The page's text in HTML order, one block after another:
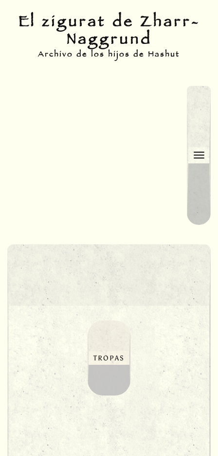
El zigurat de Zharr-
Naggrund
Archivo de los hijos de Hashut
TROPAS